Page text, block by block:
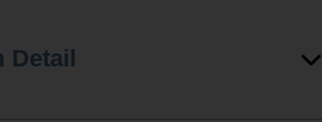
Detail